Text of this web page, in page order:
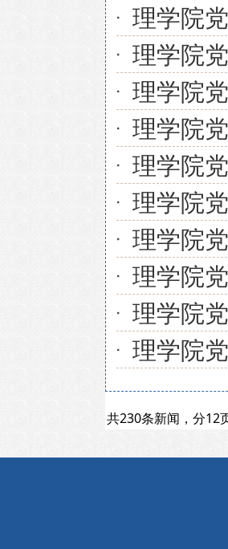
理学院
理学院
理学院
理学院
理学院
理学院
理学院
理学院
理学院
理学院
共230条新闻，分12